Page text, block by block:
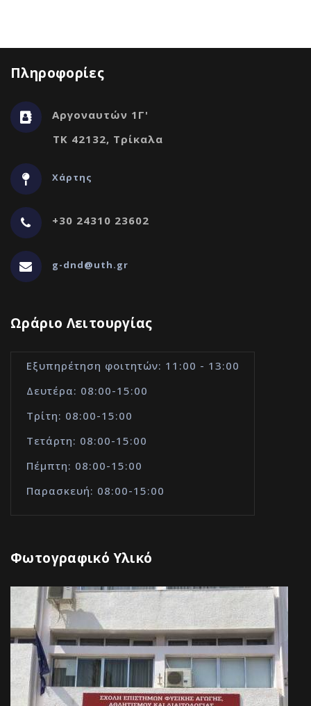
Πληροφορίες
Αργοναυτών 1Γ'
ΤΚ 42132, Τρίκαλα
Χάρτης
+30 24310 23602
g-dnd@uth.gr
Ωράριο Λειτουργίας
Εξυπηρέτηση φοιτητών: 11:00 - 13:00
Δευτέρα: 08:00-15:00
Τρίτη: 08:00-15:00
Τετάρτη: 08:00-15:00
Πέμπτη: 08:00-15:00
Παρασκευή: 08:00-15:00
Φωτογραφικό Υλικό